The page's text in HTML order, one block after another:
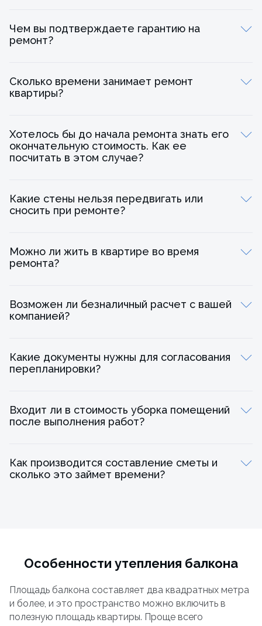
Подписание договора подряда.
Этап 1. Проектирование.
Этап 2. Черновые работы.
Сдача объекта, подписание финального акта.
Чем вы подтверждаете гарантию на
ремонт?
Сколько времени занимает ремонт
квартиры?
Хотелось бы до начала ремонта знать его
окончательную стоимость. Как ее
посчитать в этом случае?
Какие стены нельзя передвигать или
сносить при ремонте?
Можно ли жить в квартире во время
ремонта?
Возможен ли безналичный расчет с вашей
компанией?
Какие документы нужны для согласования
перепланировки?
Входит ли в стоимость уборка помещений
после выполнения работ?
Как производится составление сметы и
сколько это займет времени?
Особенности утепления балкона
Площадь балкона составляет два квадратных метра
и более, и это пространство можно включить в
полезную площадь квартиры. Проще всего